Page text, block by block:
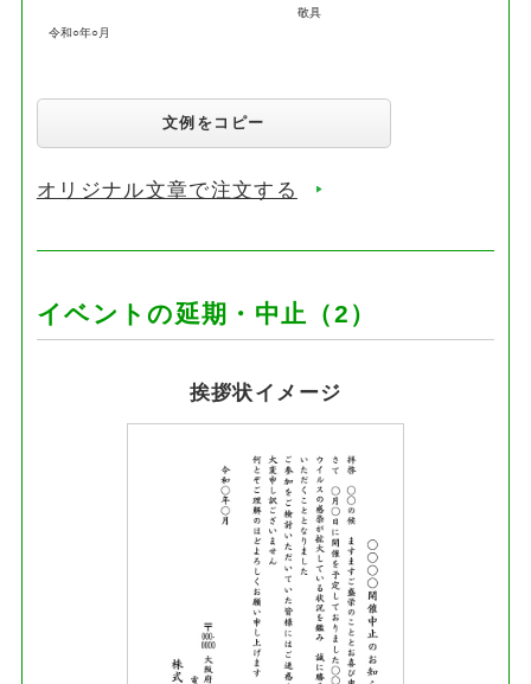
敬具
令和○年○月
文例をコピー
オリジナル文章で注文する
イベントの延期・中止（2）
挨拶状イメージ